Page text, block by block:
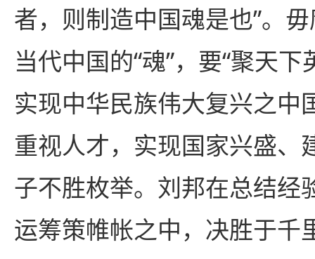
者，则制造中国魂是也”。
当代中国的“魂”，要“聚天
实现中华民族伟大复兴之中
重视人才，实现国家兴盛、
子不胜枚举。刘邦在总结经
运筹策帷帐之中，决胜于千